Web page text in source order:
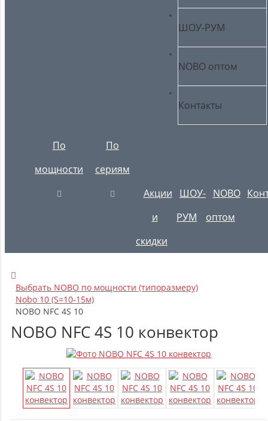
ШОУ-РУМ
NOBO оптом
Контакты
По
мощности
По
сериям
Акции
и
скидки
ШОУ-
РУМ
NOBO
оптом
Выбрать NOBO по мощности (типоразмеру)
Nobo 10 (S=10-15м)
NOBO NFC 4S 10
NOBO NFC 4S 10 конвектор